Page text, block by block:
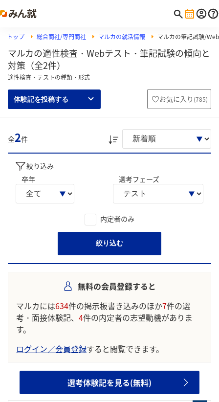
トップ 総合商社/専門商社 マルカの就活情報 マルカの筆記試験/
マルカの適性検査・Webテスト・筆記試験の傾向と
対策（全2件）
適性検査・テストの種類・形式
体験記を投稿する お気に入り (785)
全2件
絞り込み
卒年
選考フェーズ
内定者のみ
絞り込む
無料の会員登録すると
マルカには634件の掲示板書き込みのほか7件の選
考・面接体験記、 4件の内定者の志望動機がありま
す。
ログイン／会員登録すると閲覧できます。
選考体験記を見る(無料)